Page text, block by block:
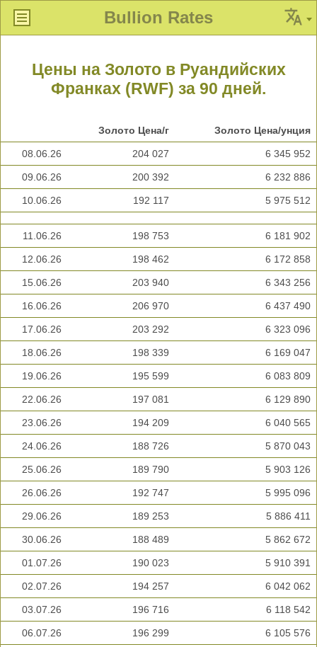
Bullion Rates
Цены на Золото в Руандийских
Франках (RWF) за 90 дней.
Золото Цена/г Золото Цена/унция
08.06.26 204 027 6 345 952
09.06.26 200 392 6 232 886
10.06.26 192 117 5 975 512
11.06.26 198 753 6 181 902
12.06.26 198 462 6 172 858
15.06.26 203 940 6 343 256
16.06.26 206 970 6 437 490
17.06.26 203 292 6 323 096
18.06.26 198 339 6 169 047
19.06.26 195 599 6 083 809
22.06.26 197 081 6 129 890
23.06.26 194 209 6 040 565
24.06.26 188 726 5 870 043
25.06.26 189 790 5 903 126
26.06.26 192 747 5 995 096
29.06.26 189 253 5 886 411
30.06.26 188 489 5 862 672
01.07.26 190 023 5 910 391
02.07.26 194 257 6 042 062
03.07.26 196 716 6 118 542
06.07.26 196 299 6 105 576